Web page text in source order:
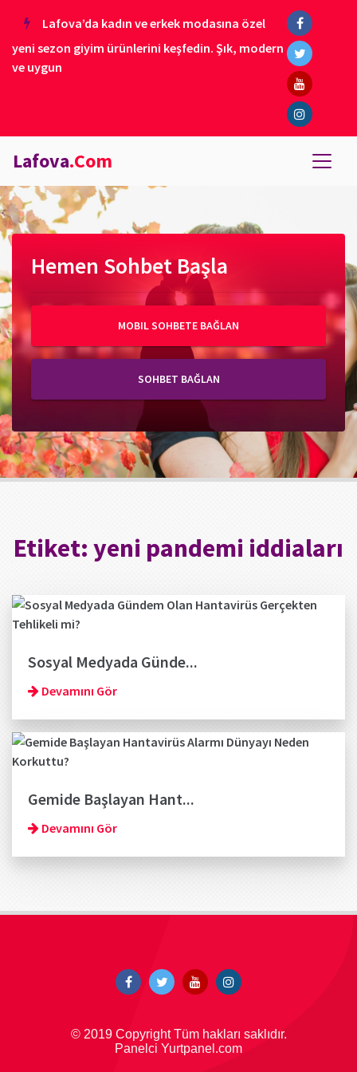
Lafova’da kadın ve erkek modasına özel
yeni sezon giyim ürünlerini keşfedin. Şık, modern
ve uygun
Lafova.Com
Hemen Sohbet Başla
MOBIL SOHBETE BAĞLAN
SOHBET BAĞLAN
Etiket: yeni pandemi iddiaları
Sosyal Medyada Günde...
Devamını Gör
Gemide Başlayan Hant...
Devamını Gör
© 2019 Copyright Tüm hakları saklıdır.
Panelci Yurtpanel.com